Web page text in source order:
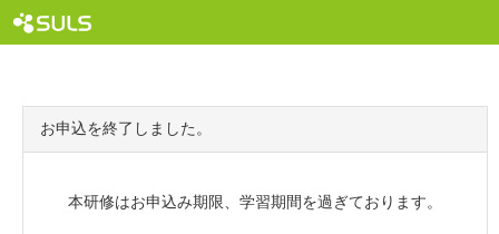
お申込を終了しました。
本研修はお申込み期限、学習期間を過ぎております。